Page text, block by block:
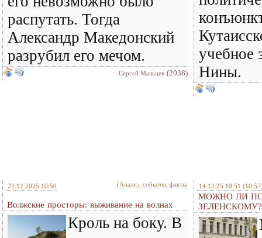
распутать. Тогда
Александр Македонский
разрубил его мечом.
Сергей Мальцев (2038)
учебное
Нины.
22.12.2025 10:50 Анализ, события, факты
Волжские просторы: выживание на волнах
Кроль на боку. В
14.12.25 10:51
МОЖНО ЛИ
ЗЕЛЕНСКОМУ?